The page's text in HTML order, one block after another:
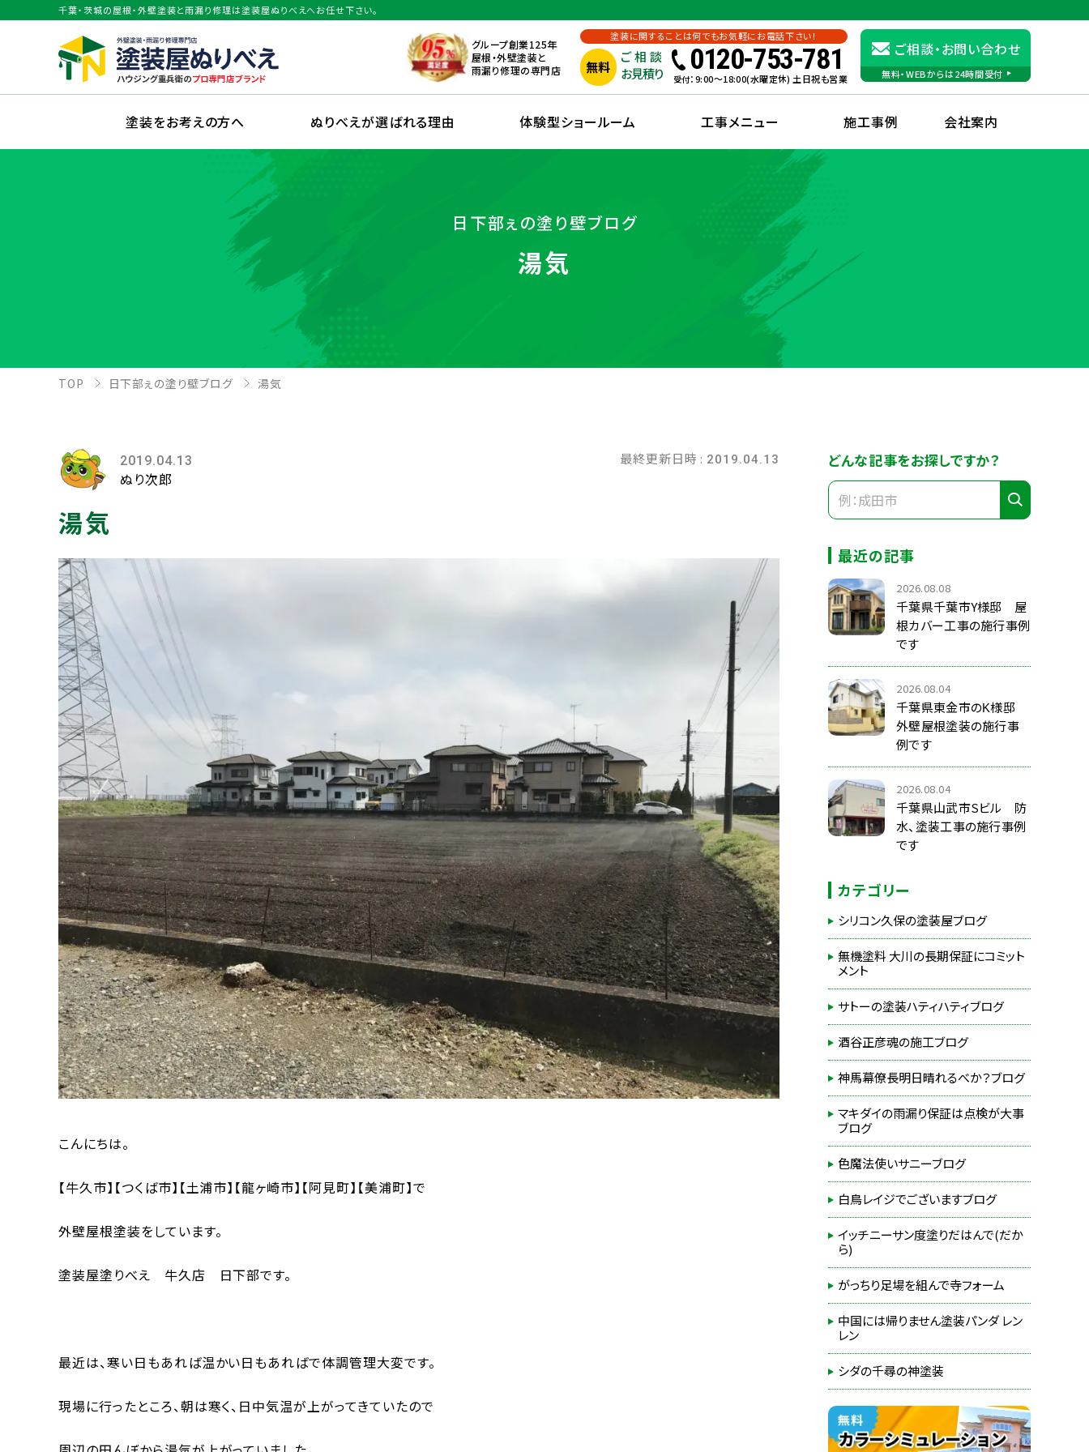
千葉・茨城の屋根・外壁塗装と雨漏り修理は塗装屋ぬりべえへお任せ下さい。
グループ創業125年
屋根・外壁塗装と
雨漏り修理の専門店
塗装に関することは何でもお気軽にお電話下さい！
無料
ご相談
お見積り
0120-753-781
受付：9:00〜18:00(水曜定休) 土日祝も営業
ご相談・お問い合わせ
無料・WEBからは24時間受付
塗装をお考えの方へ ぬりべえが選ばれる理由 体験型ショールーム 工事メニュー 施工事例 会社案内
日下部ぇの塗り壁ブログ
湯気
TOP 日下部ぇの塗り壁ブログ 湯気
2019.04.13
ぬり次郎
最終更新日時 : 2019.04.13
湯気
こんにちは。
【牛久市】【つくば市】【土浦市】【龍ヶ崎市】【阿見町】【美浦町】で
外壁屋根塗装をしています。
塗装屋塗りべえ 牛久店 日下部です。
最近は、寒い日もあれば温かい日もあればで体調管理大変です。
現場に行ったところ、朝は寒く、日中気温が上がってきていたので
どんな記事をお探しですか？
最近の記事
2026.08.08
千葉県千葉市Y様邸 屋
根カバー工事の施行事例
です
2026.08.04
千葉県東金市のK様邸
外壁屋根塗装の施行事
例です
2026.08.04
千葉県山武市Sビル 防
水、塗装工事の施行事例
です
カテゴリー
シリコン久保の塗装屋ブログ
無機塗料 大川の長期保証にコミット
メント
サトーの塗装ハティハティブログ
酒谷正彦魂の施工ブログ
神馬幕僚長明日晴れるべか？ブログ
マキダイの雨漏り保証は点検が大事
ブログ
色魔法使いサニーブログ
白鳥レイジでございますブログ
イッチニーサン度塗りだはんで(だか
ら)
がっちり足場を組んで寺フォーム
中国には帰りません塗装パンダ レン
レン
シダの千尋の神塗装